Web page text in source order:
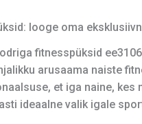
looge oma
fitnesspüksid
arusaama naiste
et iga naine, kes
ideaalne valik igale